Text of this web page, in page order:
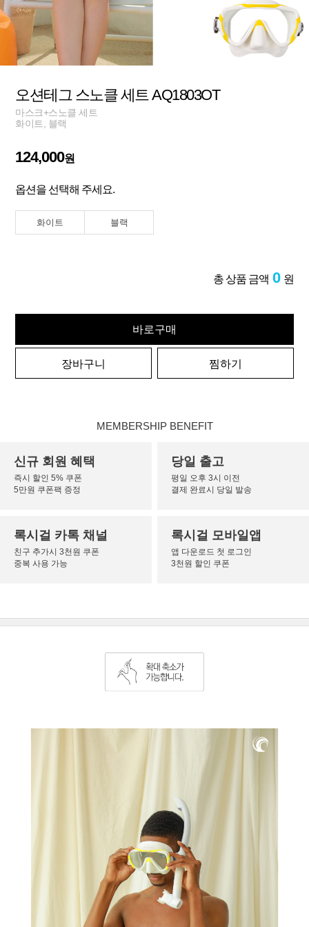
오션테그 스노클 세트 AQ1803OT
마스크+스노클 세트
화이트, 블랙
124,000원
옵션을 선택해 주세요.
화이트 블랙
총 상품 금액 0 원
바로구매
장바구니 찜하기
MEMBERSHIP BENEFIT
신규 회원 혜택
즉시 할인 5% 쿠폰
5만원 쿠폰팩 증정
당일 출고
평일 오후 3시 이전
결제 완료시 당일 발송
록시걸 카톡 채널
친구 추가시 3천원 쿠폰
중복 사용 가능
록시걸 모바일앱
앱 다운로드 첫 로그인
3천원 할인 쿠폰